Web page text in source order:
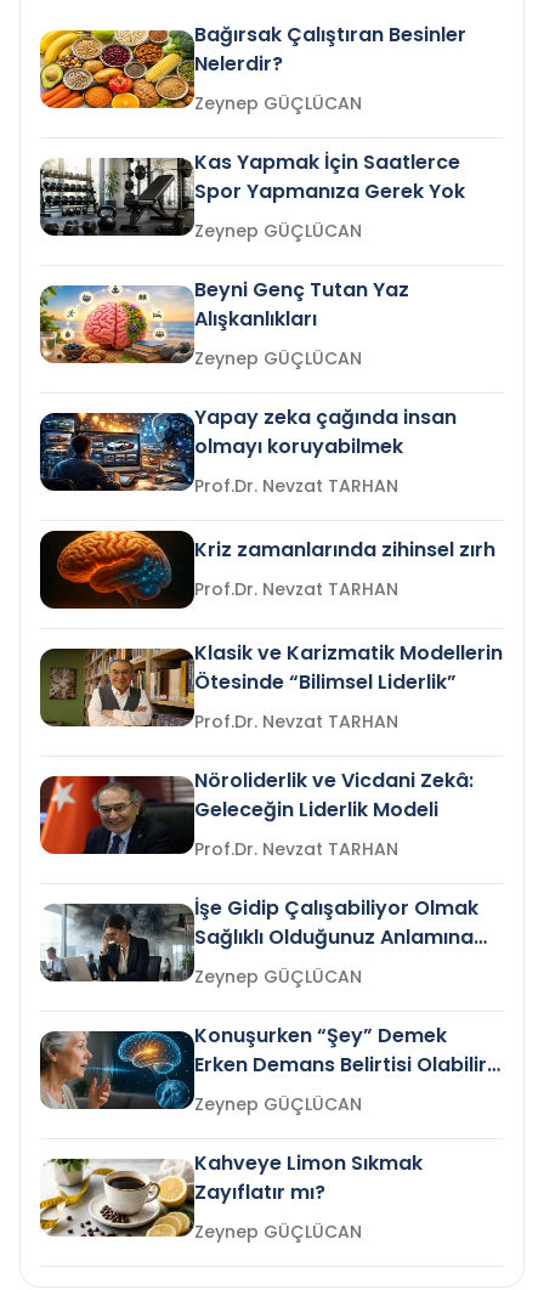
Bağırsak Çalıştıran Besinler
Nelerdir?
Zeynep GÜÇLÜCAN
Kas Yapmak İçin Saatlerce
Spor Yapmanıza Gerek Yok
Zeynep GÜÇLÜCAN
Beyni Genç Tutan Yaz
Alışkanlıkları
Zeynep GÜÇLÜCAN
Yapay zeka çağında insan
olmayı koruyabilmek
Prof.Dr. Nevzat TARHAN
Kriz zamanlarında zihinsel zırh
Prof.Dr. Nevzat TARHAN
Klasik ve Karizmatik Modellerin
Ötesinde “Bilimsel Liderlik”
Prof.Dr. Nevzat TARHAN
Nöroliderlik ve Vicdani Zekâ:
Geleceğin Liderlik Modeli
Prof.Dr. Nevzat TARHAN
İşe Gidip Çalışabiliyor Olmak
Sağlıklı Olduğunuz Anlamına
Gelir mi?Zeynep GÜÇLÜCAN
Konuşurken “Şey” Demek
Erken Demans Belirtisi Olabilir
mi?
Zeynep GÜÇLÜCAN
Kahveye Limon Sıkmak
Zayıflatır mı?
Zeynep GÜÇLÜCAN